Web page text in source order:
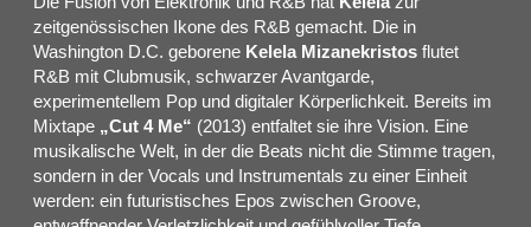
zeitgenössischen Ikone des R&B gemacht. Die in
Washington D.C. geborene Kelela Mizanekristos flutet
R&B mit Clubmusik, schwarzer Avantgarde,
experimentellem Pop und digitaler Körperlichkeit. Bereits im
Mixtape „Cut 4 Me“ (2013) entfaltet sie ihre Vision. Eine
musikalische Welt, in der die Beats nicht die Stimme tragen,
sondern in der Vocals und Instrumentals zu einer Einheit
werden: ein futuristisches Epos zwischen Groove,